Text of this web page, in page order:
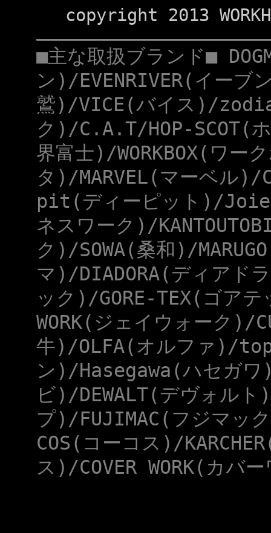
copyright 2013
■主な取扱ブランド■
ン)/EVENRIVER(イーブ
鷲)/VICE(バイス)/
ク)/C.A.T/HOP-
界富士)/WORKBOX(ワ
タ)/MARVEL(マーベル
pit(ディーピット)/Joie(
ネスワーク)/
ク)/SOWA(桑和)/
マ)/DIADORA(ディアド
ック)/GORE-TEX(ゴア
WORK(ジェイウォーク)/
牛)/OLFA(オルファ)/
ン)/Hasegawa(ハセガ
ビ)/DEWALT(デヴォル
プ)/FUJIMAC(フジマッ
COS(コーコス)/
ス)/COVER WORK(カ